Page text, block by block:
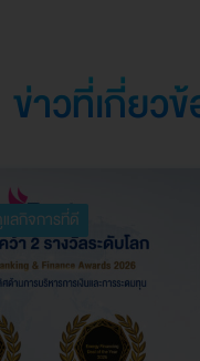
ข่าวที่เกี่ยว
ลกิจการที่ดี